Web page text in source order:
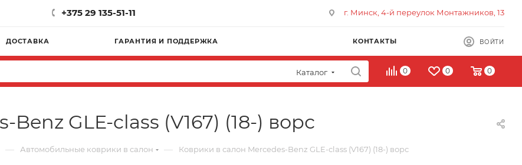
+375 29 135-51-11 г. Минск, 4-й переулок Монтажников, 13
ДОСТАВКА ГАРАНТИЯ И ПОДДЕРЖКА КОНТАКТЫ ВОЙТИ
Каталог 0 0 0
GLE-class (V167) (18-) ворс
— Автомобильные коврики в салон — Коврики в салон Mercedes-Benz GLE-class (V167) (18-) ворс